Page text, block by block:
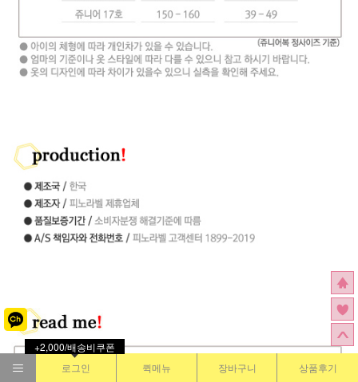
로그인 퀵메뉴 장바구니 상품후기
+2,000/배송비쿠폰